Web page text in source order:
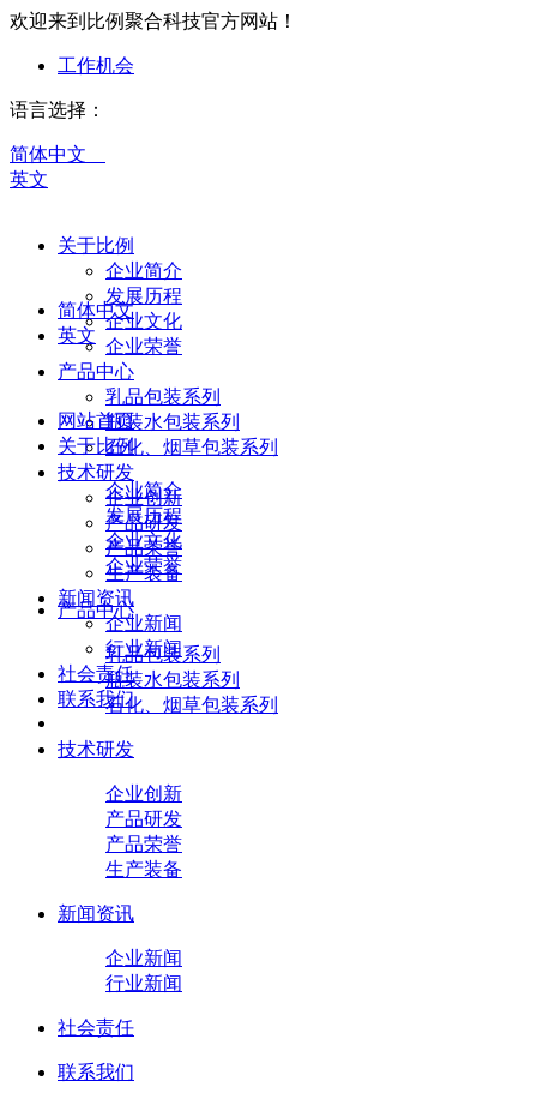
欢迎来到比例聚合科技官方网站！
工作机会
语言选择：
简体中文
英文
关于比例
企业简介
发展历程
企业文化
企业荣誉
产品中心
乳品包装系列
瓶装水包装系列
石化、烟草包装系列
技术研发
企业创新
产品研发
产品荣誉
生产装备
新闻资讯
企业新闻
行业新闻
社会责任
联系我们
简体中文
英文
网站首页
关于比例
企业简介
发展历程
企业文化
企业荣誉
产品中心
乳品包装系列
瓶装水包装系列
石化、烟草包装系列
技术研发
企业创新
产品研发
产品荣誉
生产装备
新闻资讯
企业新闻
行业新闻
社会责任
联系我们